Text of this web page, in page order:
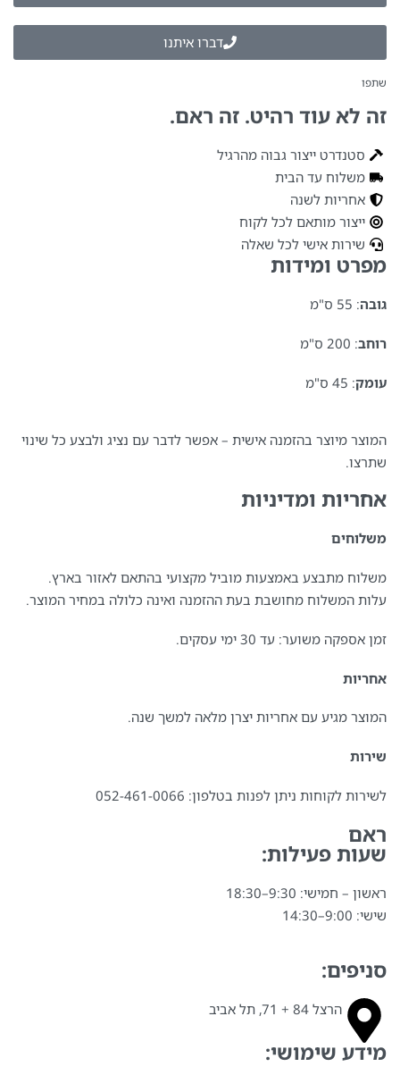
דברו איתנו
שתפו
זה לא עוד רהיט. זה ראם.
סטנדרט ייצור גבוה מהרגיל
משלוח עד הבית
אחריות לשנה
ייצור מותאם לכל לקוח
שירות אישי לכל שאלה
מפרט ומידות
גובה: 55 ס"מ
רוחב: 200 ס"מ
עומק: 45 ס"מ
המוצר מיוצר בהזמנה אישית – אפשר לדבר עם נציג ולבצע כל שינוי
שתרצו.
אחריות ומדיניות
משלוחים
משלוח מתבצע באמצעות מוביל מקצועי בהתאם לאזור בארץ.
עלות המשלוח מחושבת בעת ההזמנה ואינה כלולה במחיר המוצר.
זמן אספקה משוער: עד 30 ימי עסקים.
אחריות
המוצר מגיע עם אחריות יצרן מלאה למשך שנה.
שירות
לשירות לקוחות ניתן לפנות בטלפון: 052-461-0066⁩
ראם
שעות פעילות:
ראשון – חמישי: 9:30–18:30
שישי: 9:00–14:30
סניפים:
הרצל 84 + 71, תל אביב
מידע שימושי: